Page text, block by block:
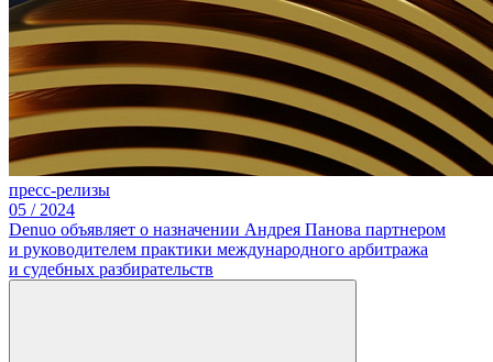
пресс-релизы
05 / 2024
Denuo объявляет о назначении Андрея Панова партнером
и руководителем практики международного арбитража
и судебных разбирательств